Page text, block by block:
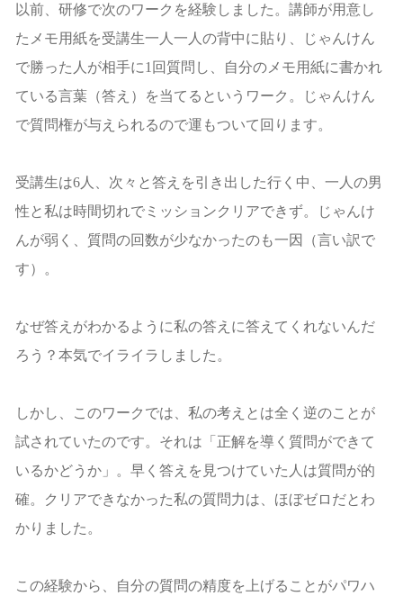
以前、研修で次のワークを経験しました。講師が用意し
たメモ用紙を受講生一人一人の背中に貼り、じゃんけん
で勝った人が相手に1回質問し、自分のメモ用紙に書かれ
ている言葉（答え）を当てるというワーク。じゃんけん
で質問権が与えられるので運もついて回ります。
受講生は6人、次々と答えを引き出した行く中、一人の男
性と私は時間切れでミッションクリアできず。じゃんけ
んが弱く、質問の回数が少なかったのも一因（言い訳で
す）。
なぜ答えがわかるように私の答えに答えてくれないんだ
ろう？本気でイライラしました。
しかし、このワークでは、私の考えとは全く逆のことが
試されていたのです。それは「正解を導く質問ができて
いるかどうか」。早く答えを見つけていた人は質問が的
確。クリアできなかった私の質問力は、ほぼゼロだとわ
かりました。
この経験から、自分の質問の精度を上げることがパワハ